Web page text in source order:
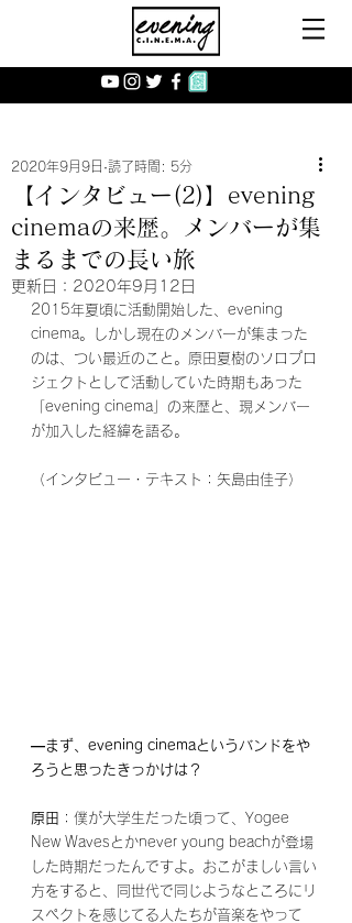
【インタビュー(2)】evening
cinemaの来歴。メンバーが集
まるまでの長い旅
2020年9月9日 読了時間: 5分
更新日： 2020年9月12日
2015年夏頃に活動開始した、evening
cinema。しかし現在のメンバーが集まった
のは、つい最近のこと。原田夏樹のソロプロ
ジェクトとして活動していた時期もあった
「evening cinema」の来歴と、現メンバー
が加入した経緯を語る。
（インタビュー・テキスト：矢島由佳子）
―まず、evening cinemaというバンドをや
ろうと思ったきっかけは？
原田
：僕が大学生だった頃って、Yogee
New Wavesとかnever young beachが登場
した時期だったんですよ。おこがましい言い
方をすると、同世代で同じようなところにリ
スペクトを感じてる人たちが音楽をやって